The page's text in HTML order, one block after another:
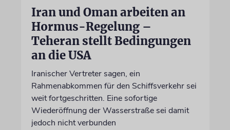
Iran und Oman arbeiten an
Hormus-Regelung –
Teheran stellt Bedingungen
an die USA
Iranischer Vertreter sagen, ein
Rahmenabkommen für den Schiffsverkehr sei
weit fortgeschritten. Eine sofortige
Wiederöffnung der Wasserstraße sei damit
jedoch nicht verbunden